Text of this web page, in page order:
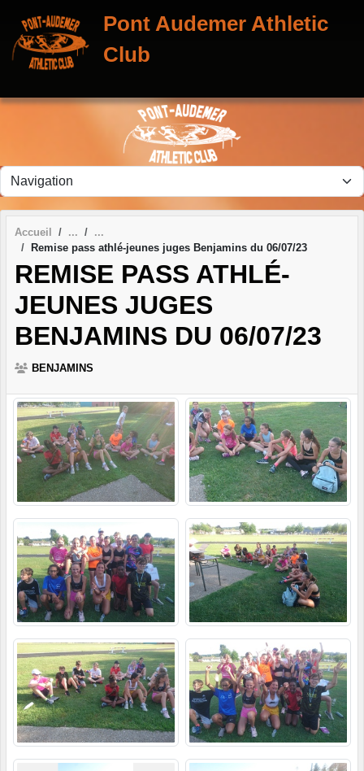
Pont Audemer Athletic
Club
Accueil
Remise pass athlé-jeunes juges Benjamins du 06/07/23
REMISE PASS ATHLÉ-
JEUNES JUGES
BENJAMINS DU 06/07/23
BENJAMINS